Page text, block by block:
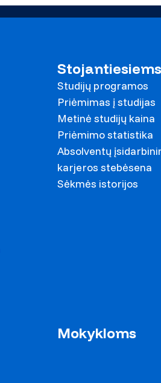
Stojantiesiems
Studijų programos
Priėmimas į studijas
Metinė studijų kaina
Priėmimo statistika
Absolventų
karjeros stebėsena
Sėkmės istorijos
Mokykloms